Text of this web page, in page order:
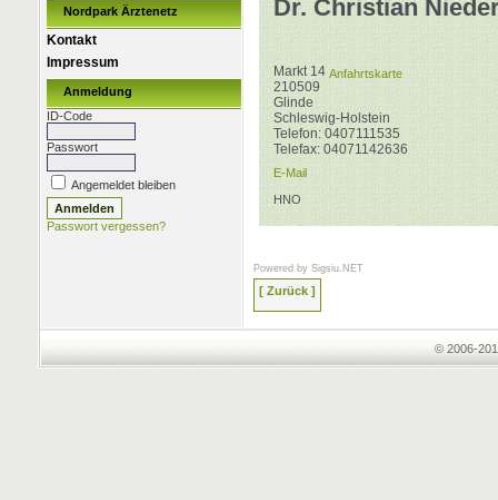
Nordpark Ärztenetz
Kontakt
Impressum
Anmeldung
ID-Code
Passwort
Angemeldet bleiben
Passwort vergessen?
Dr. Christian
Anfahrtskarte
Markt 14
210509
Glinde
Schleswig-Holstein
Telefon: 0407111535
Telefax: 04071142636
E-Mail
HNO
Powered by Sigsiu.NET
[ Zurück ]
© 2006-